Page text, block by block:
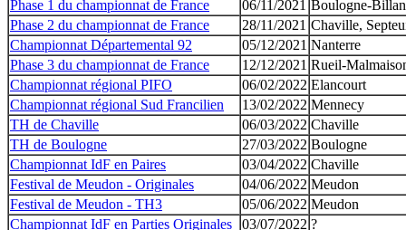
Phase 1 du championnat de France
06/11/2021 Boulogne-
Phase 2 du championnat de France
28/11/2021 Chaville,
Championnat Départemental 92
05/12/2021 Nanterre
Phase 3 du championnat de France
12/12/2021 Rueil-
Championnat régional PIFO
06/02/2022 Elancourt
Championnat régional Sud Francilien
13/02/2022 Mennecy
TH de Chaville
06/03/2022 Chaville
TH de Boulogne
27/03/2022 Boulogne
Championnat IdF en Paires
03/04/2022 Chaville
Festival de Meudon - Originales
04/06/2022 Meudon
Festival de Meudon - TH3
05/06/2022 Meudon
Championnat IdF en Parties Originales
03/07/2022 ?